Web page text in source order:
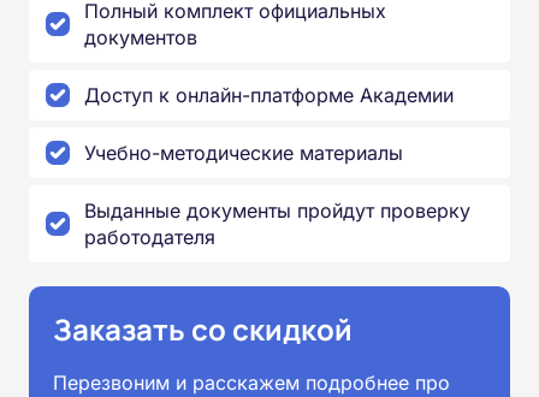
Полный комплект официальных
документов
Доступ к онлайн-платформе Академии
Учебно-методические материалы
Выданные документы пройдут проверку
работодателя
Заказать со скидкой
Перезвоним и расскажем подробнее про